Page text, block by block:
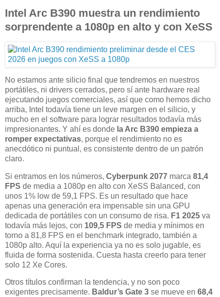
Intel Arc B390 muestra un rendimiento
sorprendente a 1080p en alto y con XeSS
No estamos ante silicio final que tendremos en nuestros
portátiles, ni drivers cerrados, pero sí ante hardware real
ejecutando juegos comerciales, así que como hemos dicho
arriba, Intel todavía tiene un leve margen en el silicio, y
mucho en el software para lograr resultados todavía más
impresionantes. Y ahí es donde la Arc B390 empieza a
romper expectativas, porque el rendimiento no es
anecdótico ni puntual, es consistente dentro de un patrón
claro.
Si entramos en los números, Cyberpunk 2077 marca 81,4
FPS de media a 1080p en alto con XeSS Balanced, con
unos 1% low de 59,1 FPS. Es un resultado que hace
apenas una generación era impensable sin una GPU
dedicada de portátiles con un consumo de risa. F1 2025 va
todavía más lejos, con 109,5 FPS de media y mínimos en
torno a 81,8 FPS en el benchmark integrado, también a
1080p alto. Aquí la experiencia ya no es solo jugable, es
fluida de forma sostenida. Cuesta hasta creerlo para tener
solo 12 Xe Cores.
Otros títulos confirman la tendencia, y no son poco
exigentes precisamente. Baldur’s Gate 3 se mueve en 68,4